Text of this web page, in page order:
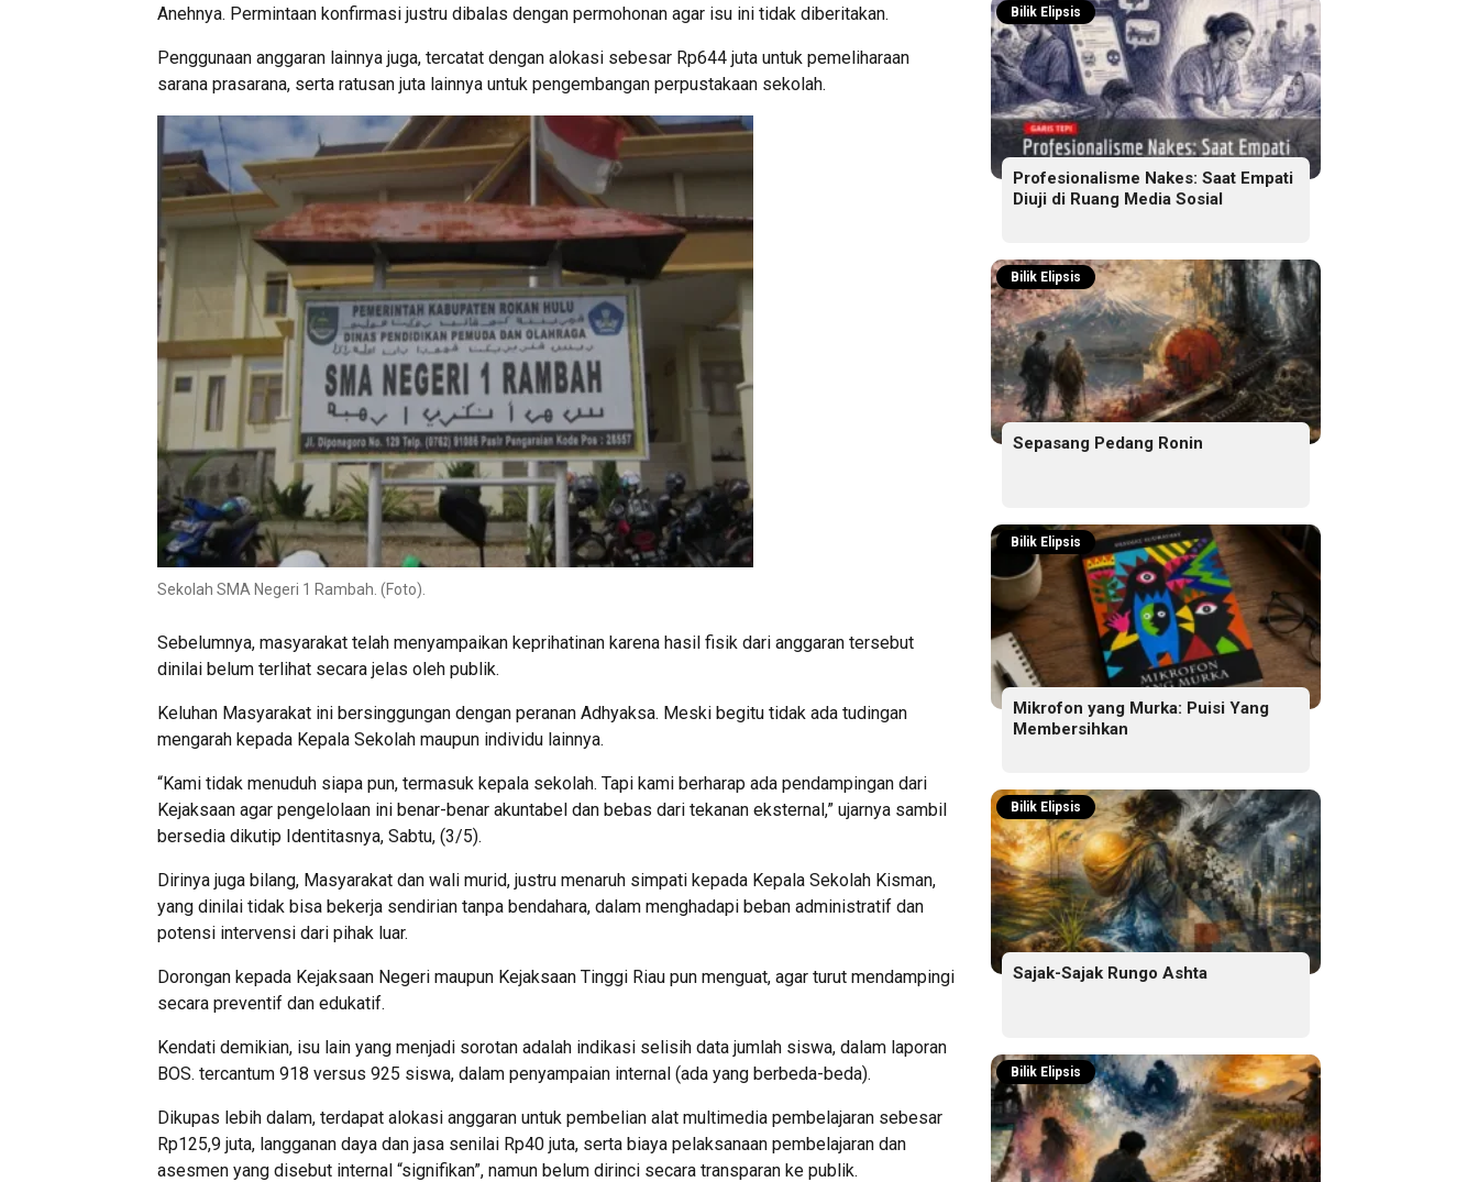
Anehnya. Permintaan konfirmasi justru dibalas dengan permohonan agar isu ini tidak diberitakan.
Penggunaan anggaran lainnya juga, tercatat dengan alokasi sebesar Rp644 juta untuk pemeliharaan
sarana prasarana, serta ratusan juta lainnya untuk pengembangan perpustakaan sekolah.
Sekolah SMA Negeri 1 Rambah. (Foto).
Sebelumnya, masyarakat telah menyampaikan keprihatinan karena hasil fisik dari anggaran tersebut
dinilai belum terlihat secara jelas oleh publik.
Keluhan Masyarakat ini bersinggungan dengan peranan Adhyaksa. Meski begitu tidak ada tudingan
mengarah kepada Kepala Sekolah maupun individu lainnya.
“Kami tidak menuduh siapa pun, termasuk kepala sekolah. Tapi kami berharap ada pendampingan dari
Kejaksaan agar pengelolaan ini benar-benar akuntabel dan bebas dari tekanan eksternal,” ujarnya sambil
bersedia dikutip Identitasnya, Sabtu, (3/5).
Dirinya juga bilang, Masyarakat dan wali murid, justru menaruh simpati kepada Kepala Sekolah Kisman,
yang dinilai tidak bisa bekerja sendirian tanpa bendahara, dalam menghadapi beban administratif dan
potensi intervensi dari pihak luar.
Dorongan kepada Kejaksaan Negeri maupun Kejaksaan Tinggi Riau pun menguat, agar turut mendampingi
secara preventif dan edukatif.
Kendati demikian, isu lain yang menjadi sorotan adalah indikasi selisih data jumlah siswa, dalam laporan
BOS. tercantum 918 versus 925 siswa, dalam penyampaian internal (ada yang berbeda-beda).
Dikupas lebih dalam, terdapat alokasi anggaran untuk pembelian alat multimedia pembelajaran sebesar
Rp125,9 juta, langganan daya dan jasa senilai Rp40 juta, serta biaya pelaksanaan pembelajaran dan
asesmen yang disebut internal “signifikan”, namun belum dirinci secara transparan ke publik.
Bilik Elipsis
Profesionalisme Nakes: Saat Empati
Diuji di Ruang Media Sosial
Bilik Elipsis
Sepasang Pedang Ronin
Bilik Elipsis
Mikrofon yang Murka: Puisi Yang
Membersihkan
Bilik Elipsis
Sajak-Sajak Rungo Ashta
Bilik Elipsis